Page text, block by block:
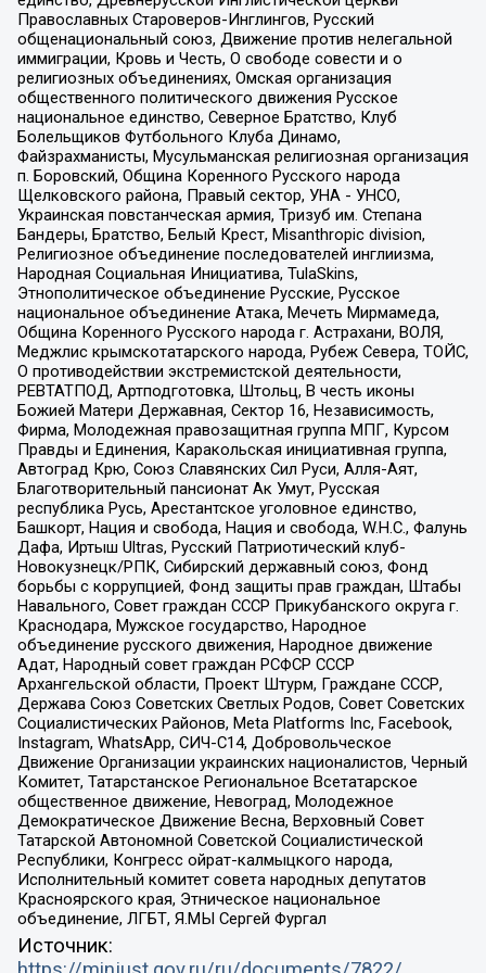
Православных Староверов-Инглингов, Русский
общенациональный союз, Движение против нелегальной
иммиграции, Кровь и Честь, О свободе совести и о
религиозных объединениях, Омская организация
общественного политического движения Русское
национальное единство, Северное Братство, Клуб
Болельщиков Футбольного Клуба Динамо,
Файзрахманисты, Мусульманская религиозная организация
п. Боровский, Община Коренного Русского народа
Щелковского района, Правый сектор, УНА - УНСО,
Украинская повстанческая армия, Тризуб им. Степана
Бандеры, Братство, Белый Крест, Misanthropic division,
Религиозное объединение последователей инглиизма,
Народная Социальная Инициатива, TulaSkins,
Этнополитическое объединение Русские, Русское
национальное объединение Атака, Мечеть Мирмамеда,
Община Коренного Русского народа г. Астрахани, ВОЛЯ,
Меджлис крымскотатарского народа, Рубеж Севера, ТОЙС,
О противодействии экстремистской деятельности,
РЕВТАТПОД, Артподготовка, Штольц, В честь иконы
Божией Матери Державная, Сектор 16, Независимость,
Фирма, Молодежная правозащитная группа МПГ, Курсом
Правды и Единения, Каракольская инициативная группа,
Автоград Крю, Союз Славянских Сил Руси, Алля-Аят,
Благотворительный пансионат Ак Умут, Русская
республика Русь, Арестантское уголовное единство,
Башкорт, Нация и свобода, Нация и свобода, W.H.С., Фалунь
Дафа, Иртыш Ultras, Русский Патриотический клуб-
Новокузнецк/РПК, Сибирский державный союз, Фонд
борьбы с коррупцией, Фонд защиты прав граждан, Штабы
Навального, Совет граждан СССР Прикубанского округа г.
Краснодара, Мужское государство, Народное
объединение русского движения, Народное движение
Адат, Народный совет граждан РСФСР СССР
Архангельской области, Проект Штурм, Граждане СССР,
Держава Союз Советских Светлых Родов, Совет Советских
Социалистических Районов, Meta Platforms Inc, Facebook,
Instagram, WhatsApp, СИЧ-С14, Добровольческое
Движение Организации украинских националистов, Черный
Комитет, Татарстанское Региональное Всетатарское
общественное движение, Невоград, Молодежное
Демократическое Движение Весна, Верховный Совет
Татарской Автономной Советской Социалистической
Республики, Конгресс ойрат-калмыцкого народа,
Исполнительный комитет совета народных депутатов
Красноярского края, Этническое национальное
объединение, ЛГБТ, Я.МЫ Сергей Фургал
Источник: